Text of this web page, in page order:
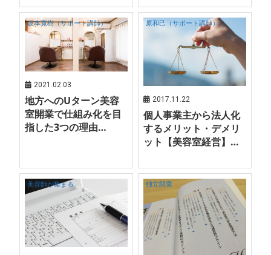
坂本寛樹（サポート講師）
2021.02.03
地方へのUターン美容
室開業で仕組み化を目
指した3つの理由…
原和己（サポート講師）
2017.11.22
個人事業主から法人化
するメリット・デメリ
ット【美容室経営】…
美容師が集まる 独立開業